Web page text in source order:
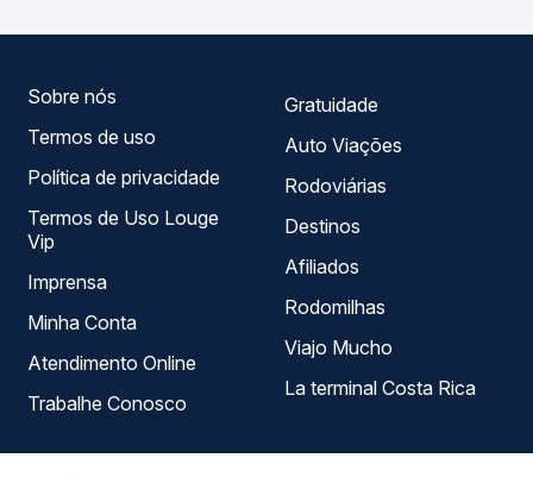
Sobre nós
Termos de uso
Política de privacidade
Termos de Uso Louge
Vip
Imprensa
Minha Conta
Atendimento Online
Trabalhe Conosco
Gratuidade
Auto Viações
Rodoviárias
Destinos
Afiliados
Rodomilhas
Viajo Mucho
La terminal Costa Rica